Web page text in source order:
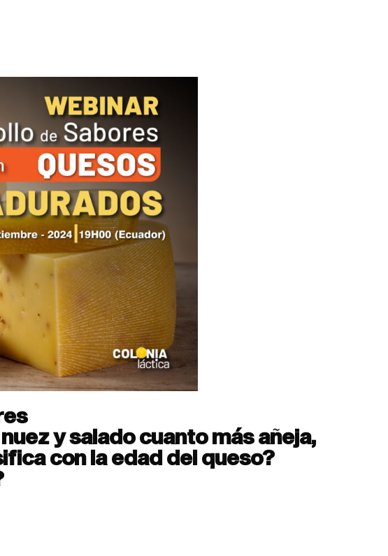
y salado cuanto más añeja,
con la edad del queso?